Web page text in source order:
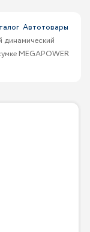
Автотовары
динамический
MEGAPOWER